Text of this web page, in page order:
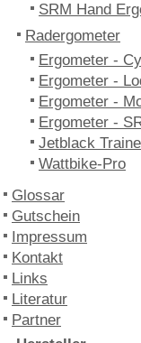
SRM Hand
Radergometer
Ergometer -
Ergometer -
Ergometer -
Ergometer -
Jetblack
Wattbike-Pro
Glossar
Gutschein
Impressum
Kontakt
Links
Literatur
Partner